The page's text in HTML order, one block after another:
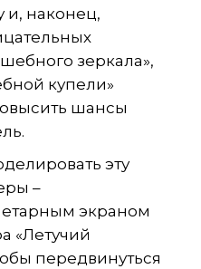
и, наконец,
зеркала»,
купели»
шансы
эту
–
экраном
«Летучий
передвинуться